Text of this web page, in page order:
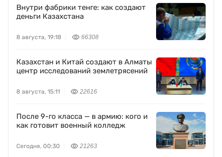
Внутри фабрики тенге: как создают
деньги Казахстана
8 августа, 19:18 66308
Казахстан и Китай создают в Алматы
центр исследований землетрясений
8 августа, 15:11 22616
После 9-го класса — в армию: кого и
как готовит военный колледж
Сегодня, 00:30 21263